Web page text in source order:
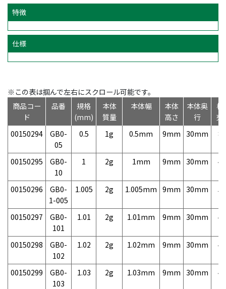
特徴
仕様
※この表は掴んで左右にスクロール可能です。
商品コー
ド
品番
規格
(mm)
本体
質量
本体幅
本体
高さ
本体奥
行
標
売
00150294
GB0-
05
0.5 1g 0.5mm 9mm 30mm
00150295
GB0-
10
1 2g 1mm 9mm 30mm
00150296
GB0-
1-005
1.005 2g 1.005mm 9mm 30mm
00150297
GB0-
101
1.01 2g 1.01mm 9mm 30mm
00150298
GB0-
102
1.02 2g 1.02mm 9mm 30mm
00150299
GB0-
103
1.03 2g 1.03mm 9mm 30mm